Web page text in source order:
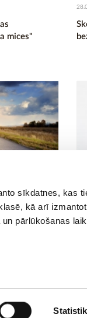
sīkdatnes, kas
kā arī
pārlūkošanas
mices"
Redzi un